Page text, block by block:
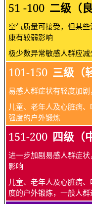
51 -100 二级（良
空气质量可接受，但某
康有较弱影响
极少数异常敏感人群应
101-150 三级（
易感人群症状有轻度加
儿童、老年人及心脏病
强度的户外锻炼
151-200 四级（
进一步加剧易感人群症
影响
儿童、老年人及心脏病
度的户外锻炼，一般人